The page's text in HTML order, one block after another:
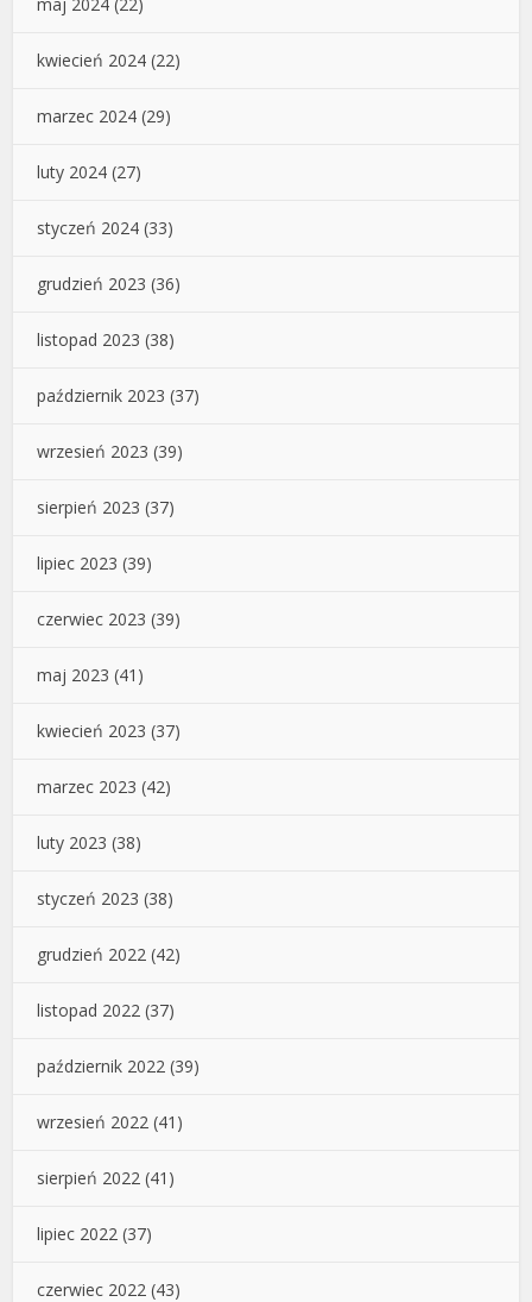
kwiecień 2024 (22)
marzec 2024 (29)
luty 2024 (27)
styczeń 2024 (33)
grudzień 2023 (36)
listopad 2023 (38)
październik 2023 (37)
wrzesień 2023 (39)
sierpień 2023 (37)
lipiec 2023 (39)
czerwiec 2023 (39)
maj 2023 (41)
kwiecień 2023 (37)
marzec 2023 (42)
luty 2023 (38)
styczeń 2023 (38)
grudzień 2022 (42)
listopad 2022 (37)
październik 2022 (39)
wrzesień 2022 (41)
sierpień 2022 (41)
lipiec 2022 (37)
czerwiec 2022 (43)